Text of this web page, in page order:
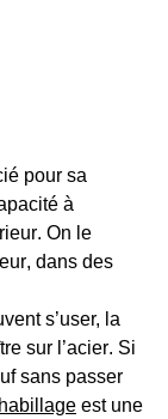
pour sa
à
. On le
, dans des
s’user, la
sur l’acier. Si
sans passer
habillage est une